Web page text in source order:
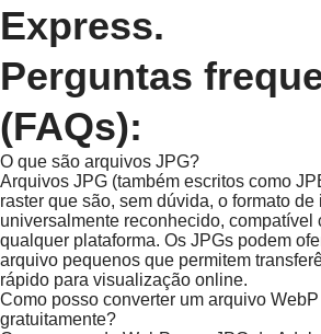
Express.
Perguntas
(FAQs):
O que são arquivos JPG?
Arquivos JPG (também escritos como
raster que são, sem dúvida, o formato de
universalmente reconhecido, compatível
qualquer plataforma. Os JPGs podem
arquivo pequenos que permitem
rápido para visualização online.
Como posso converter um arquivo
gratuitamente?